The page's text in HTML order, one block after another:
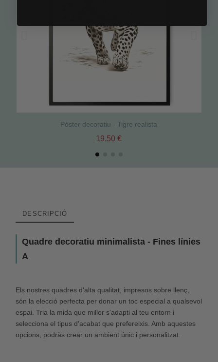
Pòster decoratiu - Tigre realista
19,50 €
DESCRIPCIÓ
Quadre decoratiu minimalista - Fines línies
A
Els nostres quadres d'alta qualitat, impresos sobre llenç,
són la elecció perfecta per donar un toc especial a qualsevol
espai. Tria la mida que millor s'adapti al teu entorn i
selecciona el tipus d'acabat que prefereixis. Amb aquestes
opcions, podràs crear un ambient únic i personalitzat.